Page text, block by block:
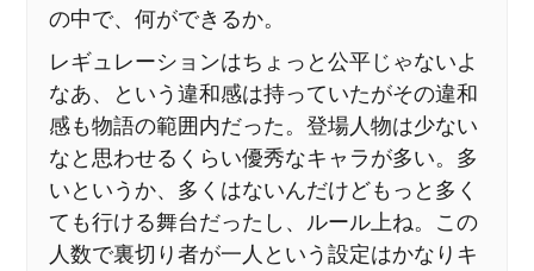
の中で、何ができるか。
レギュレーションはちょっと公平じゃないよ
なあ、という違和感は持っていたがその違和
感も物語の範囲内だった。登場人物は少ない
なと思わせるくらい優秀なキャラが多い。多
いというか、多くはないんだけどもっと多く
ても行ける舞台だったし、ルール上ね。この
人数で裏切り者が一人という設定はかなりキ